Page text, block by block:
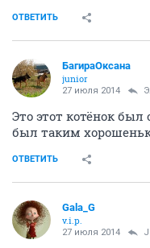
ОТВЕТИТЬ
БагираОксана
junior
27 июля 2014
Это этот котёнок
был таким
ОТВЕТИТЬ
Gala_G
v.i.p.
27 июля 2014